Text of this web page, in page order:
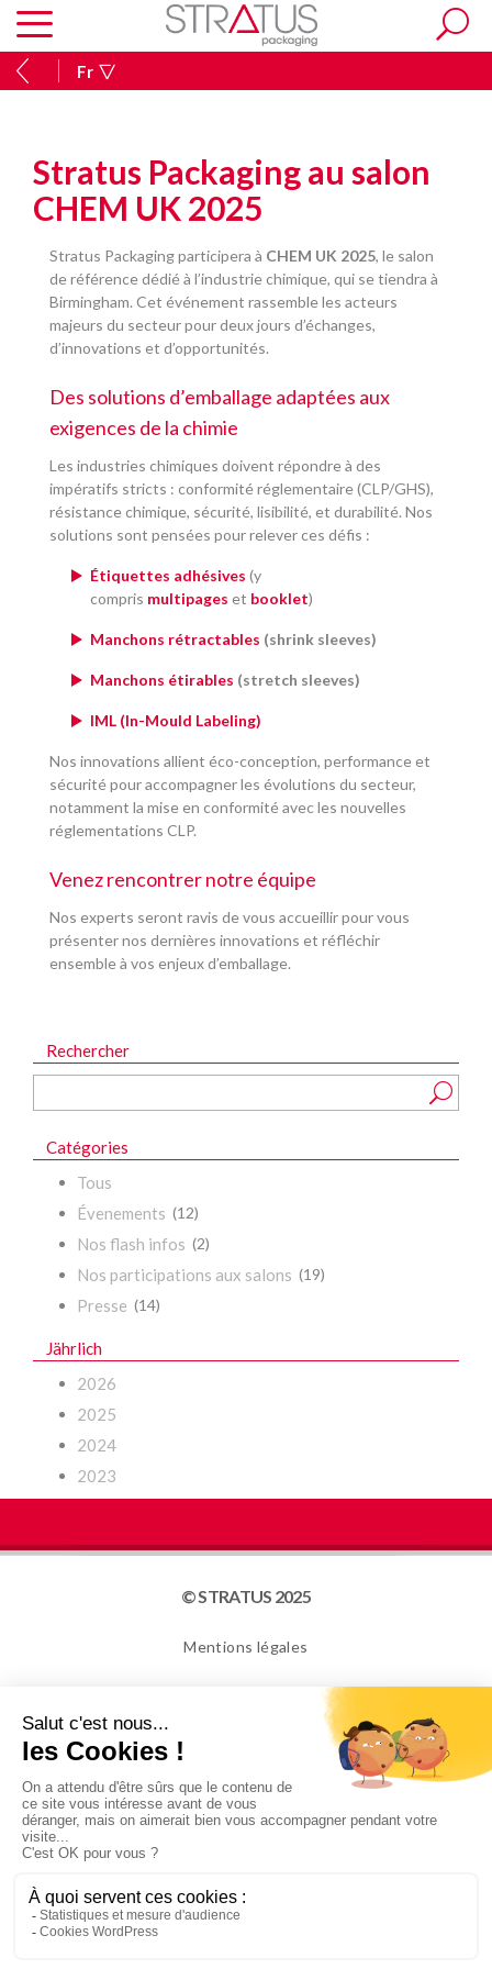
Fr
Stratus Packaging au salon
CHEM UK 2025
Stratus Packaging participera à CHEM UK 2025, le salon
de référence dédié à l’industrie chimique, qui se tiendra à
Birmingham. Cet événement rassemble les acteurs
majeurs du secteur pour deux jours d’échanges,
d’innovations et d’opportunités.
Des solutions d’emballage adaptées aux
exigences de la chimie
Les industries chimiques doivent répondre à des
impératifs stricts : conformité réglementaire (CLP/GHS),
résistance chimique, sécurité, lisibilité, et durabilité. Nos
solutions sont pensées pour relever ces défis :
Étiquettes adhésives (y
compris multipages et booklet)
Manchons rétractables (shrink sleeves)
Manchons étirables (stretch sleeves)
IML (In-Mould Labeling)
Nos innovations allient éco-conception, performance et
sécurité pour accompagner les évolutions du secteur,
notamment la mise en conformité avec les nouvelles
réglementations CLP.
Venez rencontrer notre équipe
Nos experts seront ravis de vous accueillir pour vous
présenter nos dernières innovations et réfléchir
ensemble à vos enjeux d’emballage.
Rechercher
Catégories
Tous
Évenements (12)
Nos flash infos (2)
Nos participations aux salons (19)
Presse (14)
Jährlich
2026
2025
2024
2023
© STRATUS 2025
Mentions légales
NEWSLETTER
Je confirme avoir plus de 16 ans et souhaite recevoir
des informations de la part de STRATUS PACKAGING.
Pour en savoir plus, veuillez consulter notre Politique